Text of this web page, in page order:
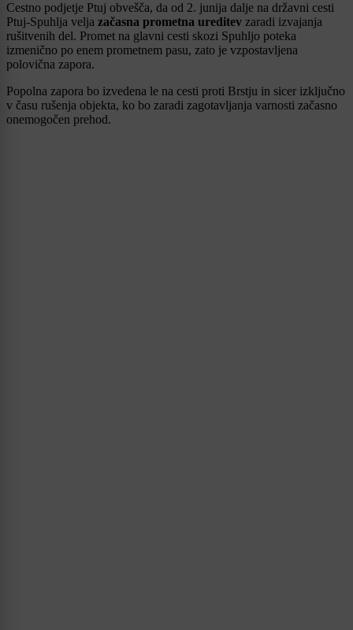
Cestno podjetje Ptuj obvešča, da od 2. junija dalje na državni cesti
Ptuj-Spuhlja velja začasna prometna ureditev zaradi izvajanja
rušitvenih del. Promet na glavni cesti skozi Spuhljo poteka
izmenično po enem prometnem pasu, zato je vzpostavljena
polovična zapora.
Popolna zapora bo izvedena le na cesti proti Brstju in sicer izključno
v času rušenja objekta, ko bo zaradi zagotavljanja varnosti začasno
onemogočen prehod.